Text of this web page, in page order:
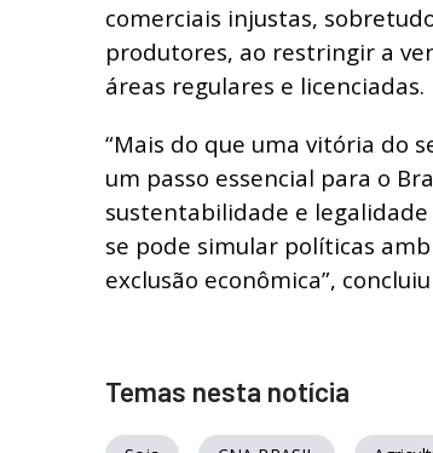
comerciais injustas,
produtores, ao restringir a
áreas regulares e licenciadas.
“Mais do que uma vitória do
um passo essencial para o
sustentabilidade e
se pode simular políticas
exclusão econômica”,
Temas nesta notícia